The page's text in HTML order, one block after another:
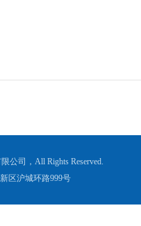
公司，All Rights Reserved.
区沪城环路999号